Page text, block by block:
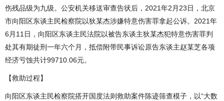
伤残品级为九级。公安机关移送审查告状后，2021年2月23日，北京
市向阳区东谈主民检察院以狄某杰涉嫌特意伤害罪拿起公诉。2021年
6月11日，向阳区东谈主民法院以被告东谈主狄某杰犯特意伤害罪判
处其有期徒刑一年六个月，抵偿附带民事诉讼原告东谈主赵某芝各项
经济亏蚀共计99710.06元。
【救助过程】
向阳区东谈主民检察院搭开国度法则救助案件陈迹筛查模子，以“大数